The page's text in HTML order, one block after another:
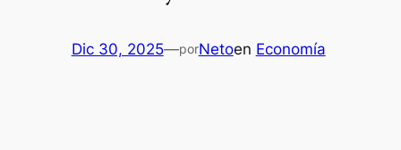
Dic 30, 2025—porNetoen Economía